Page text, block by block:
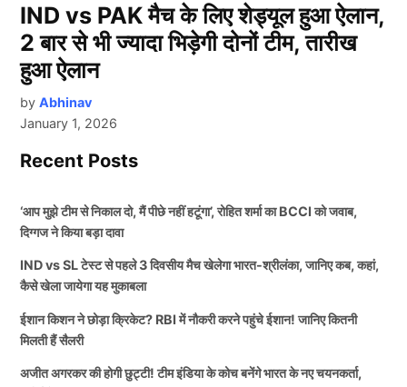
IND vs PAK मैच के लिए शेड्यूल हुआ ऐलान,
2 बार से भी ज्यादा भिड़ेगी दोनों टीम, तारीख
हुआ ऐलान
by Abhinav
January 1, 2026
Recent Posts
‘आप मुझे टीम से निकाल दो, मैं पीछे नहीं हटूंगा’, रोहित शर्मा का BCCI को जवाब,
दिग्गज ने किया बड़ा दावा
IND vs SL टेस्ट से पहले 3 दिवसीय मैच खेलेगा भारत-श्रीलंका, जानिए कब, कहां,
कैसे खेला जायेगा यह मुकाबला
ईशान किशन ने छोड़ा क्रिकेट? RBI में नौकरी करने पहुंचे ईशान! जानिए कितनी
मिलती हैं सैलरी
अजीत अगरकर की होगी छुट्टी! टीम इंडिया के कोच बनेंगे भारत के नए चयनकर्ता,